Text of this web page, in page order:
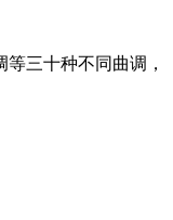
三十种不同曲调，